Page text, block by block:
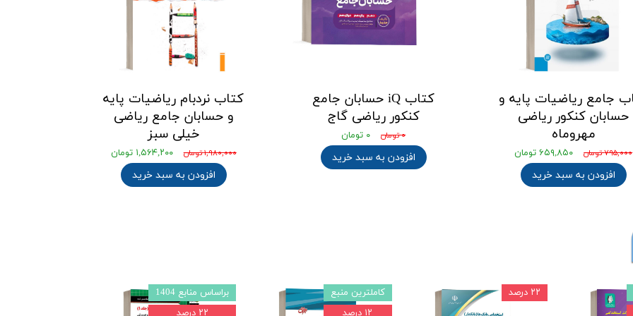
جامع ریاضیات پایه و
حسابان کنکور ریاضی
مهروماه
۷۹۵,۰۰۰ تومان ۶۵۹,۸۵۰ تومان
افزودن به سبد خرید
کتاب iQ حسابان جامع
کنکور ریاضی گاج
۰ تومان ۰ تومان
افزودن به سبد خرید
کتاب نردبام ریاضیات پایه
و حسابان جامع ریاضی
خیلی سبز
۱,۹۸۰,۰۰۰ تومان ۱,۵۶۴,۲۰۰ تومان
افزودن به سبد خرید
براساس منابع 1404
۲۲ درصد
کاملترین منبع
۱۲ درصد
۲۲ درصد